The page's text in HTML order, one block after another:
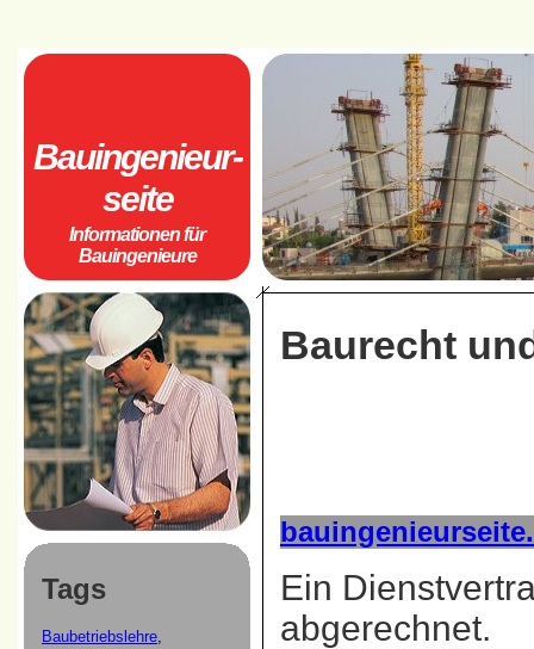
Bauingenieur-
seite
Informationen für
Bauingenieure
Baurecht
Ein
abgerechnet.
Tags